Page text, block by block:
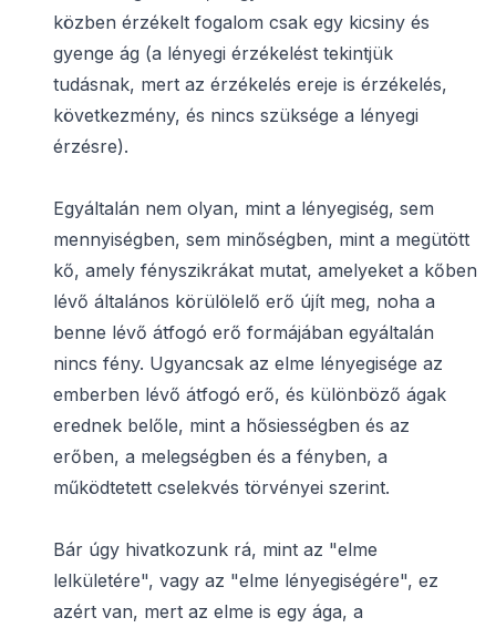
közben érzékelt fogalom csak egy kicsiny és
gyenge ág (a lényegi érzékelést tekintjük
tudásnak, mert az érzékelés ereje is érzékelés,
következmény, és nincs szüksége a lényegi
érzésre).
Egyáltalán nem olyan, mint a lényegiség, sem
mennyiségben, sem minőségben, mint a megütött
kő, amely fényszikrákat mutat, amelyeket a kőben
lévő általános körülölelő erő újít meg, noha a
benne lévő átfogó erő formájában egyáltalán
nincs fény. Ugyancsak az elme lényegisége az
emberben lévő átfogó erő, és különböző ágak
erednek belőle, mint a hősiességben és az
erőben, a melegségben és a fényben, a
működtetett cselekvés törvényei szerint.
Bár úgy hivatkozunk rá, mint az "elme
lelkületére", vagy az "elme lényegiségére", ez
azért van, mert az elme is egy ága, a